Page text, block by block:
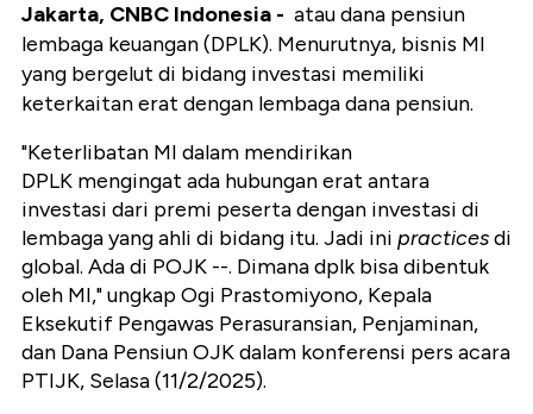
Jakarta, CNBC Indonesia - atau dana pensiun
lembaga keuangan (DPLK). Menurutnya, bisnis MI
yang bergelut di bidang investasi memiliki
keterkaitan erat dengan lembaga dana pensiun.
"Keterlibatan MI dalam mendirikan
DPLK mengingat ada hubungan erat antara
investasi dari premi peserta dengan investasi di
lembaga yang ahli di bidang itu. Jadi ini practicesdi
global. Ada di POJK --. Dimana dplk bisa dibentuk
oleh MI," ungkap Ogi Prastomiyono, Kepala
Eksekutif Pengawas Perasuransian, Penjaminan,
dan Dana Pensiun OJK dalam konferensi pers acara
PTIJK, Selasa (11/2/2025).